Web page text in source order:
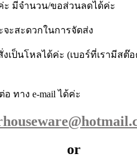
ะ มีจำนวน/ขอส่วนลดได้ค่ะ
ะสะดวกในการจัดส่ง
งเป็นโหลได้ค่ะ (เบอร์ที่เรามีสต๊
ทาง e-mail ได้ค่ะ
or